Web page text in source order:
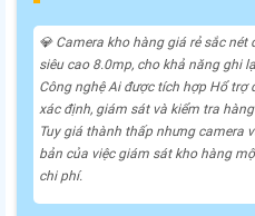
💎 Camera kho hàng giá rẻ sắc
siêu cao 8.0mp, cho khả năng ghi
Công nghệ Ai được tích hợp Hổ trợ
xác định, giám sát và kiểm tra
Tuy giá thành thấp nhưng camera
bản của việc giám sát kho hàng
chi phí.